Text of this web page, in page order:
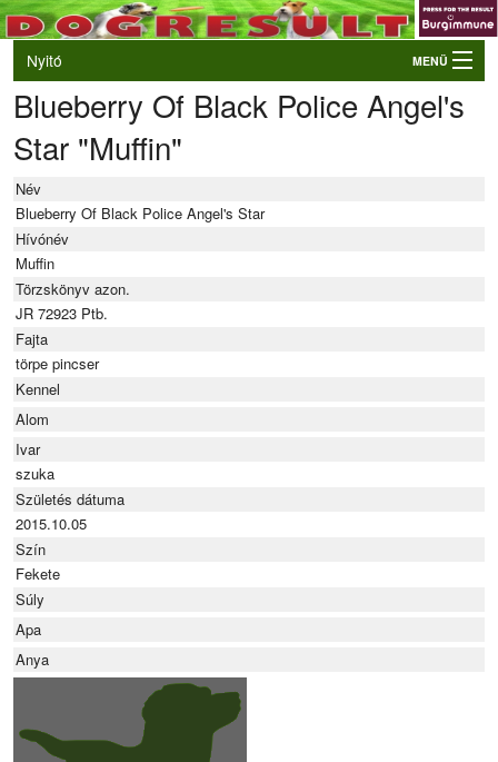
Nyitó MENÜ
Belépés
VB és EO válogatók
Élő eredmények
Kutyák
Tulajdonosok/Felvezetők
Blueberry Of Black Police Angel's
Star "Muffin"
Név
Blueberry Of Black Police Angel's Star
Hívónév
Muffin
Törzskönyv azon.
JR 72923 Ptb.
Fajta
törpe pincser
Kennel
Alom
Ivar
szuka
Születés dátuma
2015.10.05
Szín
Fekete
Súly
Apa
Anya